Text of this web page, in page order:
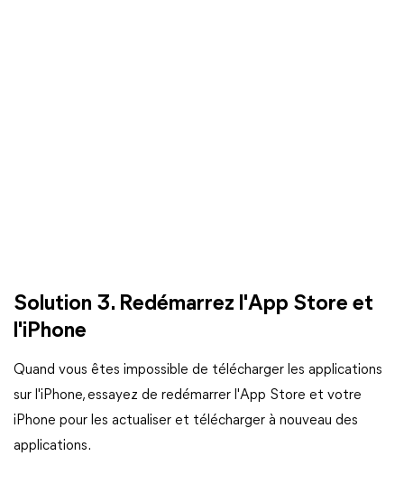
Solution 3. Redémarrez l'App Store et
l'iPhone
Quand vous êtes impossible de télécharger les applications
sur l'iPhone, essayez de redémarrer l'App Store et votre
iPhone pour les actualiser et télécharger à nouveau des
applications.